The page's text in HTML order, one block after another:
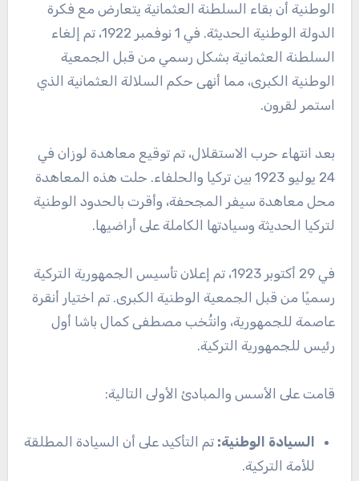
الوطنية أن بقاء السلطنة العثمانية يتعارض مع فكرة
الدولة الوطنية الحديثة. في 1 نوفمبر 1922، تم إلغاء
السلطنة العثمانية بشكل رسمي من قبل الجمعية
الوطنية الكبرى، مما أنهى حكم السلالة العثمانية الذي
استمر لقرون.
بعد انتهاء حرب الاستقلال، تم توقيع معاهدة لوزان في
24 يوليو 1923 بين تركيا والحلفاء. حلت هذه المعاهدة
محل معاهدة سيفر المجحفة، وأقرت بالحدود الوطنية
لتركيا الحديثة وسيادتها الكاملة على أراضيها.
في 29 أكتوبر 1923، تم إعلان تأسيس الجمهورية التركية
رسميًا من قبل الجمعية الوطنية الكبرى. تم اختيار أنقرة
عاصمة للجمهورية، وانتُخب مصطفى كمال باشا أول
رئيس للجمهورية التركية.
قامت على الأسس والمبادئ الأولى التالية:
السيادة الوطنية: تم التأكيد على أن السيادة المطلقة
للأمة التركية.